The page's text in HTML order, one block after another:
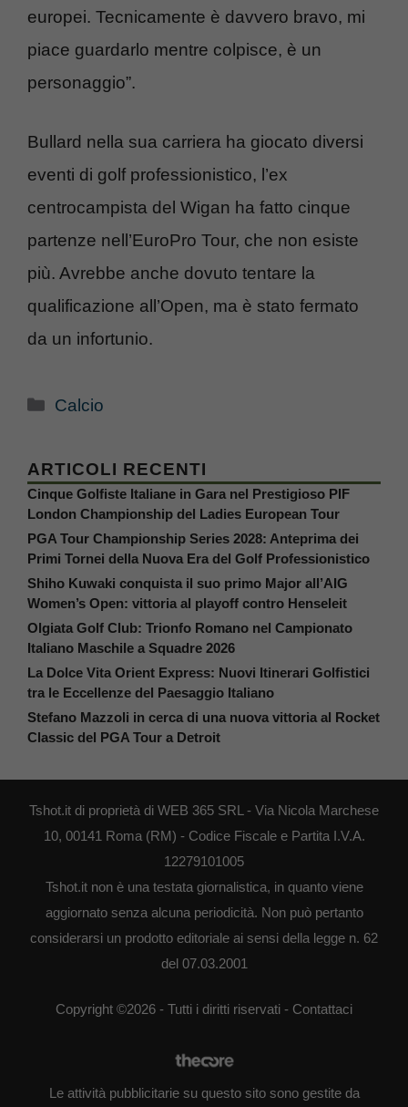
europei. Tecnicamente è davvero bravo, mi
piace guardarlo mentre colpisce, è un
personaggio”.
Bullard nella sua carriera ha giocato diversi
eventi di golf professionistico, l’ex
centrocampista del Wigan ha fatto cinque
partenze nell’EuroPro Tour, che non esiste
più. Avrebbe anche dovuto tentare la
qualificazione all’Open, ma è stato fermato
da un infortunio.
Categorie
Calcio
ARTICOLI RECENTI
Cinque Golfiste Italiane in Gara nel Prestigioso PIF
London Championship del Ladies European Tour
PGA Tour Championship Series 2028: Anteprima dei
Primi Tornei della Nuova Era del Golf Professionistico
Shiho Kuwaki conquista il suo primo Major all’AIG
Women’s Open: vittoria al playoff contro Henseleit
Olgiata Golf Club: Trionfo Romano nel Campionato
Italiano Maschile a Squadre 2026
La Dolce Vita Orient Express: Nuovi Itinerari Golfistici
tra le Eccellenze del Paesaggio Italiano
Stefano Mazzoli in cerca di una nuova vittoria al Rocket
Classic del PGA Tour a Detroit
Tshot.it di proprietà di WEB 365 SRL - Via Nicola Marchese
10, 00141 Roma (RM) - Codice Fiscale e Partita I.V.A.
12279101005
Tshot.it non è una testata giornalistica, in quanto viene
aggiornato senza alcuna periodicità. Non può pertanto
considerarsi un prodotto editoriale ai sensi della legge n. 62
del 07.03.2001
Copyright ©2026 - Tutti i diritti riservati - Contattaci
Le attività pubblicitarie su questo sito sono gestite da